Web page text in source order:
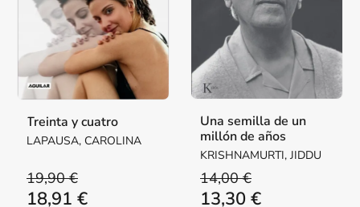
Treinta y cuatro
LAPAUSA, CAROLINA
19,90 €
18,91 €
Una semilla de un
millón de años
KRISHNAMURTI, JIDDU
14,00 €
13,30 €